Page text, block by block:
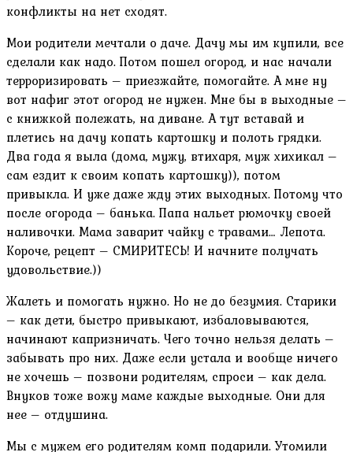
конфликты на нет сходят.
Мои родители мечтали о даче. Дачу мы им купили, все
сделали как надо. Потом пошел огород, и нас начали
терроризировать – приезжайте, помогайте. А мне ну
вот нафиг этот огород не нужен. Мне бы в выходные –
с книжкой полежать, на диване. А тут вставай и
плетись на дачу копать картошку и полоть грядки.
Два года я выла (дома, мужу, втихаря, муж хихикал –
сам ездит к своим копать картошку)), потом
привыкла. И уже даже жду этих выходных. Потому что
после огорода – банька. Папа нальет рюмочку своей
наливочки. Мама заварит чайку с травами… Лепота.
Короче, рецепт – СМИРИТЕСЬ! И начните получать
удовольствие.))
Жалеть и помогать нужно. Но не до безумия. Старики
– как дети, быстро привыкают, избаловываются,
начинают капризничать. Чего точно нельзя делать –
забывать про них. Даже если устала и вообще ничего
не хочешь – позвони родителям, спроси – как дела.
Внуков тоже вожу маме каждые выходные. Они для
нее – отдушина.
Мы с мужем его родителям комп подарили. Утомили